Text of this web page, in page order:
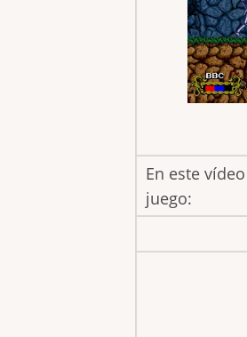
En este
juego: